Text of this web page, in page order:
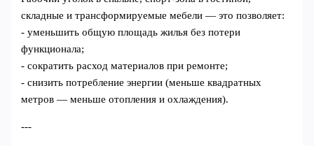
складные и трансформируемые мебели — это позволяет:
- уменьшить общую площадь жилья без потери
функционала;
- сократить расход материалов при ремонте;
- снизить потребление энергии (меньше квадратных
метров — меньше отопления и охлаждения).
---